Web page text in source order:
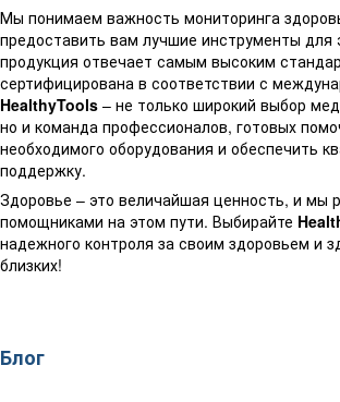
Мы понимаем важность мониторинга
предоставить вам лучшие инструменты для
продукция отвечает самым высоким
сертифицирована в соответствии с
HealthyTools – не только широкий выбор
но и команда профессионалов, готовых
необходимого оборудования и обеспечить
поддержку.
Здоровье – это величайшая ценность, и мы
помощниками на этом пути. Выбирайте
надежного контроля за своим здоровьем и
близких!
Блог